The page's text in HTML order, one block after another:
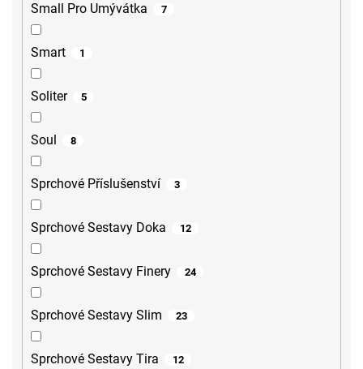
Small Pro Umývátka 7
Smart 1
Soliter 5
Soul 8
Sprchové Příslušenství 3
Sprchové Sestavy Doka 12
Sprchové Sestavy Finery 24
Sprchové Sestavy Slim 23
Sprchové Sestavy Tira 12